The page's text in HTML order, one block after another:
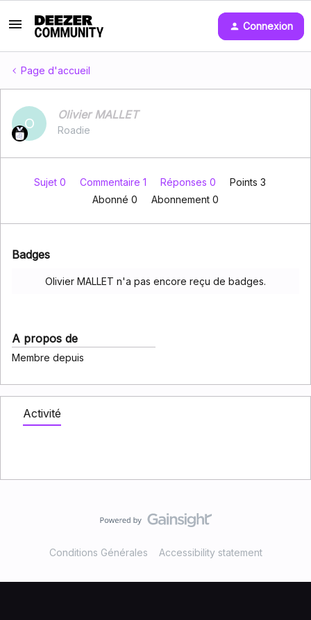
Connexion
Page d'accueil
O
Olivier MALLET
Roadie
Sujet 0 Commentaire 1 Réponses 0
Points 3
Abonné 0 Abonnement 0
Badges
Olivier MALLET n'a pas encore reçu de badges.
A propos de
Membre depuis
Activité
Conditions Générales Accessibility statement